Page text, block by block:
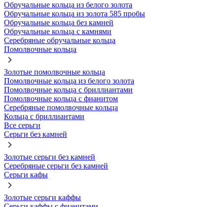
Обручальные кольца из белого золота
Обручальные кольца из золота 585 пробы
Обручальные кольца без камней
Обручальные кольца с камнями
Серебряные обручальные кольца
Помолвочные кольца
Золотые помолвочные кольца
Помолвочные кольца из белого золота
Помолвочные кольца с бриллиантами
Помолвочные кольца с фианитом
Серебряные помолвочные кольца
Кольца с бриллиантами
Все серьги
Серьги без камней
Золотые серьги без камней
Серебряные серьги без камней
Серьги кафы
Золотые серьги каффы